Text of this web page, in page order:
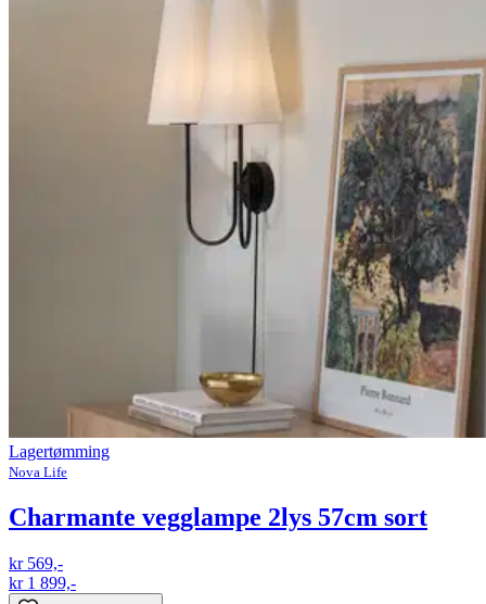
Lagertømming
Nova Life
Charmante vegglampe 2lys 57cm sort
kr 569,-
kr 1 899,-